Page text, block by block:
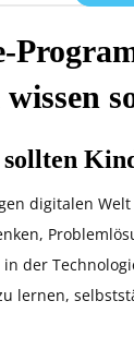
digitalen
der
lernen,